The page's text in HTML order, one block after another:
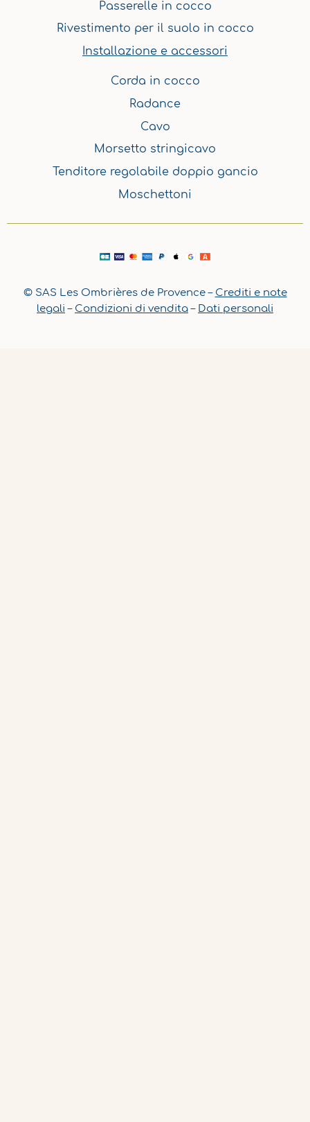
Passerelle in cocco
Rivestimento per il suolo in cocco
Installazione e accessori
Corda in cocco
Radance
Cavo
Morsetto stringicavo
Tenditore regolabile doppio gancio
Moschettoni
© SAS Les Ombrières de Provence – Crediti e note
legali – Condizioni di vendita– Dati personali